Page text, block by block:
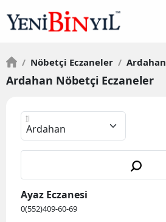
/ Nöbetçi Eczaneler / Ardahan
Ardahan Nöbetçi Eczaneler
İl
Ayaz Eczanesi
0(552)409-60-69